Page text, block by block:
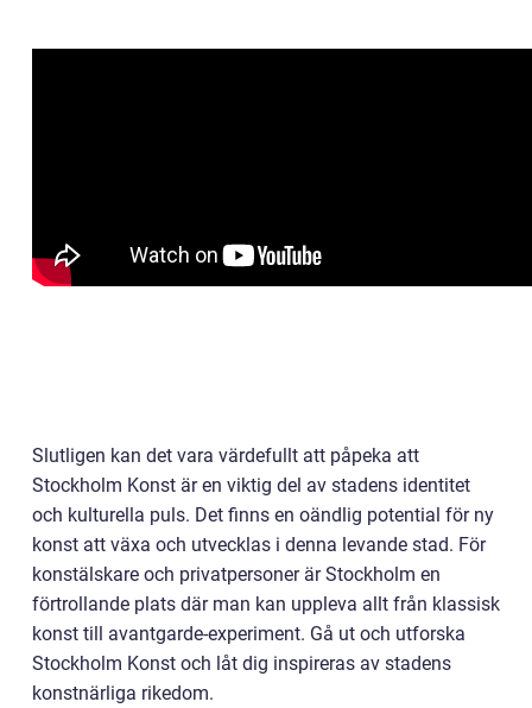
Slutligen kan det vara värdefullt att påpeka att
Stockholm Konst är en viktig del av stadens identitet
och kulturella puls. Det finns en oändlig potential för ny
konst att växa och utvecklas i denna levande stad. För
konstälskare och privatpersoner är Stockholm en
förtrollande plats där man kan uppleva allt från klassisk
konst till avantgarde-experiment. Gå ut och utforska
Stockholm Konst och låt dig inspireras av stadens
konstnärliga rikedom.